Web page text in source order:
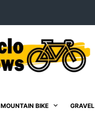
MOUNTAIN BIKE GRAVEL